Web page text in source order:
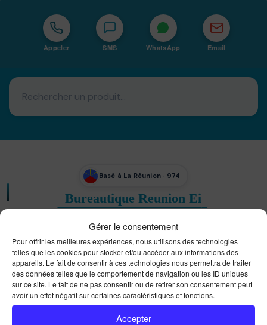
Gérer le consentement
Pour offrir les meilleures expériences, nous utilisons des technologies
telles que les cookies pour stocker et/ou accéder aux informations des
appareils. Le fait de consentir à ces technologies nous permettra de traiter
des données telles que le comportement de navigation ou les ID uniques
sur ce site. Le fait de ne pas consentir ou de retirer son consentement peut
avoir un effet négatif sur certaines caractéristiques et fonctions.
Accepter
Appeler SMS WhatsApp Email
Basé à La Réunion · 974
Bureautique Reunion Ei
Intégrateur de solutions d'impression Bureautique et
Bouteille d’encre GI-490 Y Jaune canon G3410
Accueil Ma Boutique
Bouteille d’encre GI-490 Y
Jaune canon G3410